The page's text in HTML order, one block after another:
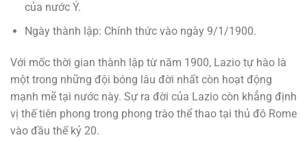
của nước Ý.
Ngày thành lập: Chính thức vào ngày 9/1/1900.
Với mốc thời gian thành lập từ năm 1900, Lazio tự hào là
một trong những đội bóng lâu đời nhất còn hoạt động
mạnh mẽ tại nước này. Sự ra đời của Lazio còn khẳng định
vị thế tiên phong trong phong trào thể thao tại thủ đô Rome
vào đầu thế kỷ 20.